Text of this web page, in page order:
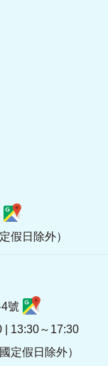
假日除外）
號
| 13:30～17:30
定假日除外）